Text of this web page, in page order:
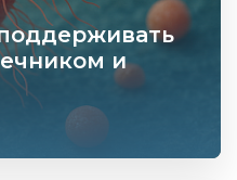
и